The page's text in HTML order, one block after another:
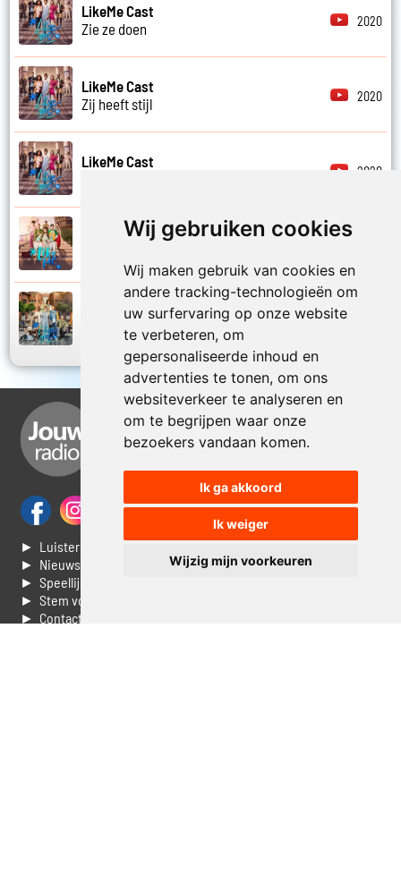
Wij gebruiken cookies
Wij maken gebruik van cookies en
andere tracking-technologieën om
uw surfervaring op onze website
te verbeteren, om
gepersonaliseerde inhoud en
advertenties te tonen, om ons
websiteverkeer te analyseren en
om te begrijpen waar onze
bezoekers vandaan komen.
Ik ga akkoord
Ik weiger
Wijzig mijn voorkeuren
LikeMe Cast
Zie ze doen
2020
LikeMe Cast
Zij heeft stijl
2020
LikeMe Cast
2020
LikeMe Cast
LikeMe Cast
Zondag
► Luisteren naar Jouwradio
► Nieuws
► Speellijst
► Stem voor de Dag top 3
► Contacteer ons